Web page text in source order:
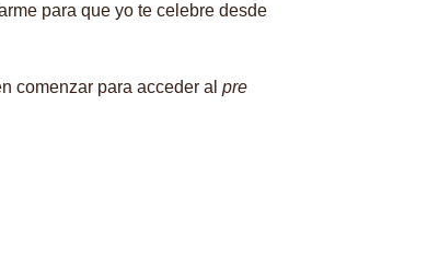
para que yo te celebre desde
comenzar para acceder al pre